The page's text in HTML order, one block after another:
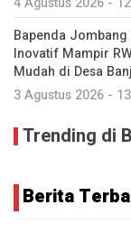
Bapenda
Inovatif Mampir
Mudah di Desa
3 Agustus 2026 -
Trending di
Berita